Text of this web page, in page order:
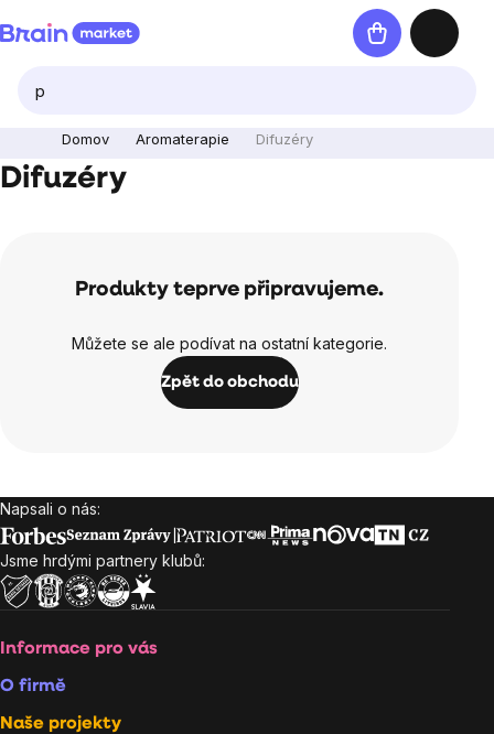
na
Nákupní
košík
Domov Aromaterapie Difuzéry
Difuzéry
Produkty teprve připravujeme.
Můžete se ale podívat na ostatní kategorie.
Zpět do obchodu
Zápatí
Napsali o nás:
Jsme hrdými partnery klubů:
Informace pro vás
O firmě
Naše projekty